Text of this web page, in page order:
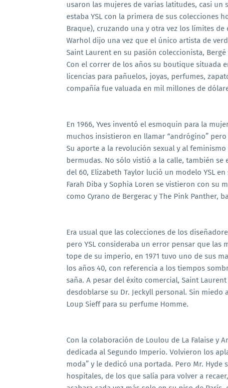
usaron las mujeres de varias latitudes, casi un
estaba YSL con la primera de sus colecciones
Braque), cruzando una y otra vez los límites
Warhol dijo una vez que el único artista de
Saint Laurent en su pasión coleccionista,
Con el correr de los años su boutique situada
licencias para pañuelos, joyas, perfumes,
compañía fue valuada en mil millones de
En 1966, Yves inventó el esmoquin para la
muchos insistieron en llamar “andrógino”
Su aporte a la revolución sexual y al
bermudas. No sólo vistió a la calle, también
del 60, Elizabeth Taylor lució un modelo YSL
Farah Diba y Sophia Loren se vistieron con su
como Cyrano de Bergerac y The Pink Panther,
Era usual que las colecciones de los
pero YSL consideraba un error pensar que
tope de su imperio, en 1971 tuvo uno de sus
los años 40, con referencia a los tiempos
saña. A pesar del éxito comercial, Saint
desdoblarse su Dr. Jeckyll personal. Sin
Loup Sieff para su perfume Homme.
Con la colaboración de Loulou de La Falaise y
dedicada al Segundo Imperio. Volvieron los
moda” y le dedicó una portada. Pero Mr. Hyde
hospitales, de los que salía para volver a